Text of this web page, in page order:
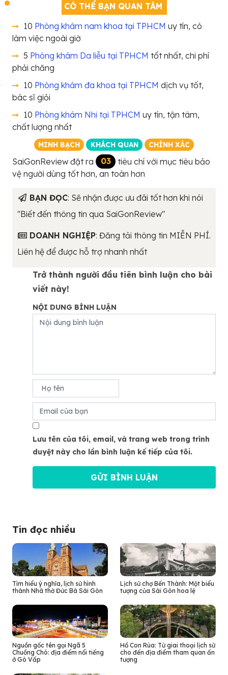
CÓ THỂ BẠN QUAN TÂM
10 Phòng khám nam khoa tại TPHCM uy tín, có
làm việc ngoài giờ
5 Phòng khám Da liễu tại TPHCM tốt nhất, chi phí
phải chăng
10 Phòng khám đa khoa tại TPHCM dịch vụ tốt,
bác sĩ giỏi
10 Phòng khám Nhi tại TPHCM uy tín, tận tâm,
chất lượng nhất
MINH BẠCH KHÁCH QUAN CHÍNH XÁC
SaiGonReview đặt ra 03
tiêu chí với mục tiêu bảo
vệ người dùng tốt hơn, an toàn hơn
BẠN ĐỌC: Sẽ nhận được ưu đãi tốt hơn khi nói
"Biết đến thông tin qua SaiGonReview"
DOANH NGHIỆP: Đăng tải thông tin MIỄN PHÍ.
Liên hệ để được hỗ trợ nhanh nhất
Trở thành người đầu tiên bình luận cho bài
viết này!
NỘI DUNG BÌNH LUẬN
Lưu tên của tôi, email, và trang web trong trình
duyệt này cho lần bình luận kế tiếp của tôi.
Tin đọc nhiều
Tìm hiểu ý nghĩa, lịch sử hình
thành Nhà thờ Đức Bà Sài Gòn
Lịch sử chợ Bến Thành: Một biểu
tượng của Sài Gòn hoa lệ
Nguồn gốc tên gọi Ngã 5
Chuồng Chó: địa điểm nổi tiếng
ở Gò Vấp
Hồ Con Rùa: Từ giai thoại lịch sử
cho đến địa điểm tham quan ấn
tượng